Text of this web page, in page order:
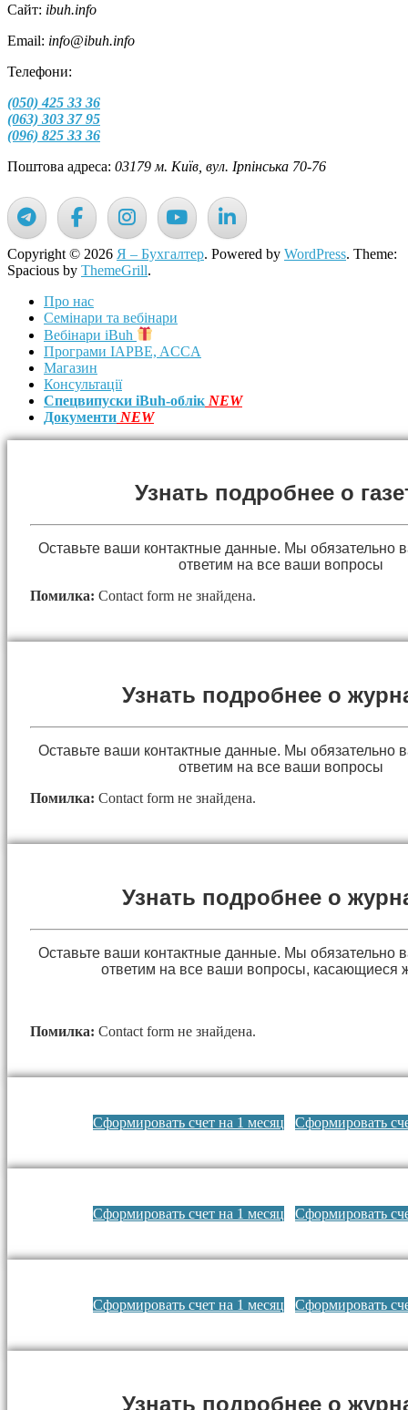
Сайт: ibuh.info
Email: info@ibuh.info
Телефони:
(050) 425 33 36
(063) 303 37 95
(096) 825 33 36
Поштова адреса: 03179 м. Київ, вул. Ірпінська 70-76
Copyright © 2026 Я – Бухгалтер. Powered by WordPress. Theme:
Spacious by ThemeGrill.
Про нас
Семінари та вебінари
Вебінари iBuh
Програми IAPBE, ACCA
Магазин
Консультації
Спецвипуски iBuh-облік NEW
Документи NEW
Узнать подробнее о
Оставьте ваши контактные данные. Мы обязательно
ответим на все ваши вопросы
Помилка: Contact form не знайдена.
Узнать подробнее о
Оставьте ваши контактные данные. Мы обязательно
ответим на все ваши вопросы
Помилка: Contact form не знайдена.
Узнать подробнее о
Оставьте ваши контактные данные. Мы обязательно
ответим на все ваши вопросы, касающиеся
Помилка: Contact form не знайдена.
Сформировать счет на 1 месяц Сформировать
Сформировать счет на 1 месяц Сформировать
Сформировать счет на 1 месяц Сформировать
Узнать подробнее о